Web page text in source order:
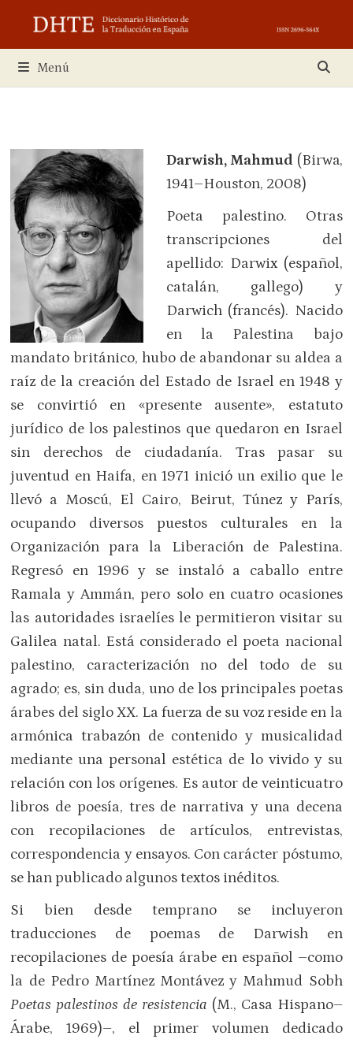
contenido
Menú
Darwish, Mahmud (Birwa,
1941–Houston, 2008)
Poeta palestino. Otras
transcripciones del
apellido: Darwix (español,
catalán, gallego) y
Darwich (francés). Nacido
en la Palestina bajo
mandato británico, hubo de abandonar su aldea a
raíz de la creación del Estado de Israel en 1948 y
se convirtió en «presente ausente», estatuto
jurídico de los palestinos que quedaron en Israel
sin derechos de ciudadanía. Tras pasar su
juventud en Haifa, en 1971 inició un exilio que le
llevó a Moscú, El Cairo, Beirut, Túnez y París,
ocupando diversos puestos culturales en la
Organización para la Liberación de Palestina.
Regresó en 1996 y se instaló a caballo entre
Ramala y Ammán, pero solo en cuatro ocasiones
las autoridades israelíes le permitieron visitar su
Galilea natal. Está considerado el poeta nacional
palestino, caracterización no del todo de su
agrado; es, sin duda, uno de los principales poetas
árabes del siglo XX. La fuerza de su voz reside en la
armónica trabazón de contenido y musicalidad
mediante una personal estética de lo vivido y su
relación con los orígenes. Es autor de veinticuatro
libros de poesía, tres de narrativa y una decena
con recopilaciones de artículos, entrevistas,
correspondencia y ensayos. Con carácter póstumo,
se han publicado algunos textos inéditos.
Si bien desde temprano se incluyeron
traducciones de poemas de Darwish en
recopilaciones de poesía árabe en español –como
la de Pedro Martínez Montávez y Mahmud Sobh
Poetas palestinos de resistencia (M., Casa Hispano–
Árabe, 1969)–, el primer volumen dedicado